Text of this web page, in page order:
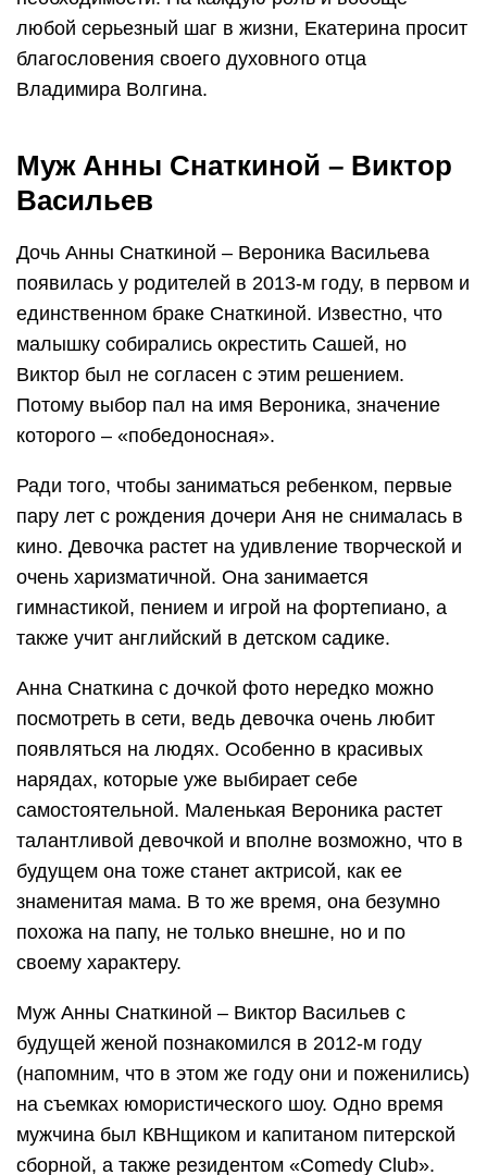
любой серьезный шаг в жизни, Екатерина просит
благословения своего духовного отца
Владимира Волгина.
Муж Анны Снаткиной – Виктор
Васильев
Дочь Анны Снаткиной – Вероника Васильева
появилась у родителей в 2013-м году, в первом и
единственном браке Снаткиной. Известно, что
малышку собирались окрестить Сашей, но
Виктор был не согласен с этим решением.
Потому выбор пал на имя Вероника, значение
которого – «победоносная».
Ради того, чтобы заниматься ребенком, первые
пару лет с рождения дочери Аня не снималась в
кино. Девочка растет на удивление творческой и
очень харизматичной. Она занимается
гимнастикой, пением и игрой на фортепиано, а
также учит английский в детском садике.
Анна Снаткина с дочкой фото нередко можно
посмотреть в сети, ведь девочка очень любит
появляться на людях. Особенно в красивых
нарядах, которые уже выбирает себе
самостоятельной. Маленькая Вероника растет
талантливой девочкой и вполне возможно, что в
будущем она тоже станет актрисой, как ее
знаменитая мама. В то же время, она безумно
похожа на папу, не только внешне, но и по
своему характеру.
Муж Анны Снаткиной – Виктор Васильев с
будущей женой познакомился в 2012-м году
(напомним, что в этом же году они и поженились)
на съемках юмористического шоу. Одно время
мужчина был КВНщиком и капитаном питерской
сборной, а также резидентом «Comedy Club».